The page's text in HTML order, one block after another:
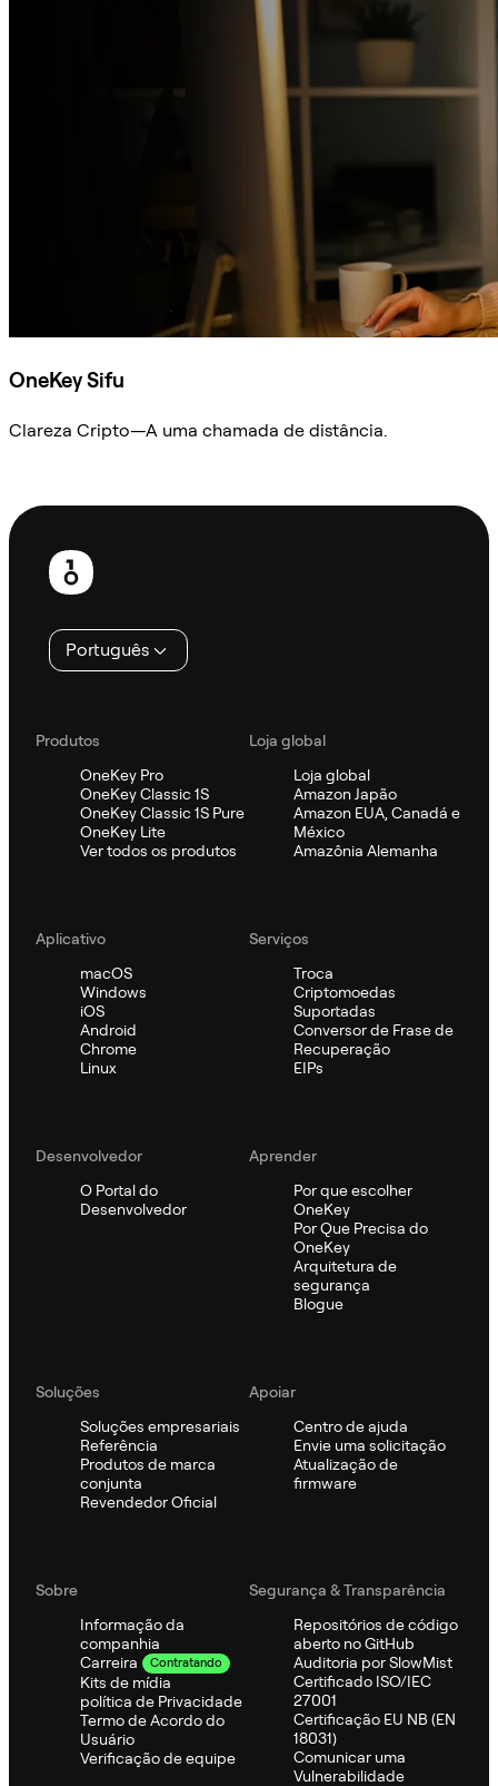
OneKey Sifu
Clareza Cripto—A uma chamada de distância.
Rodapé
Português
Produtos
OneKey Pro
OneKey Classic 1S
OneKey Classic 1S Pure
OneKey Lite
Ver todos os produtos
Loja global
Loja global
Amazon Japão
Amazon EUA, Canadá e
México
Amazônia Alemanha
Aplicativo
macOS
Windows
iOS
Android
Chrome
Linux
Serviços
Troca
Criptomoedas
Suportadas
Conversor de Frase de
Recuperação
EIPs
Desenvolvedor
O Portal do
Desenvolvedor
Aprender
Por que escolher
OneKey
Por Que Precisa do
OneKey
Arquitetura de
segurança
Blogue
Soluções
Soluções empresariais
Referência
Produtos de marca
conjunta
Revendedor Oficial
Apoiar
Centro de ajuda
Envie uma solicitação
Atualização de
firmware
Sobre
Informação da
companhia
Carreira
Contratando
Kits de mídia
política de Privacidade
Termo de Acordo do
Usuário
Verificação de equipe
Segurança & Transparência
Repositórios de código
aberto no GitHub
Auditoria por SlowMist
Certificado ISO/IEC
27001
Certificação EU NB (EN
18031)
Comunicar uma
Vulnerabilidade